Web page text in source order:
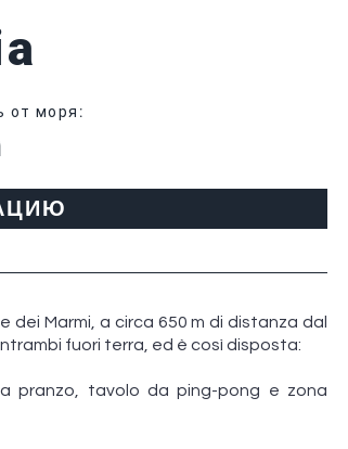
от моря :
Marmi, a circa 650 m di distanza dal
fuori terra, ed è così disposta:
pranzo, tavolo da ping-pong e zona